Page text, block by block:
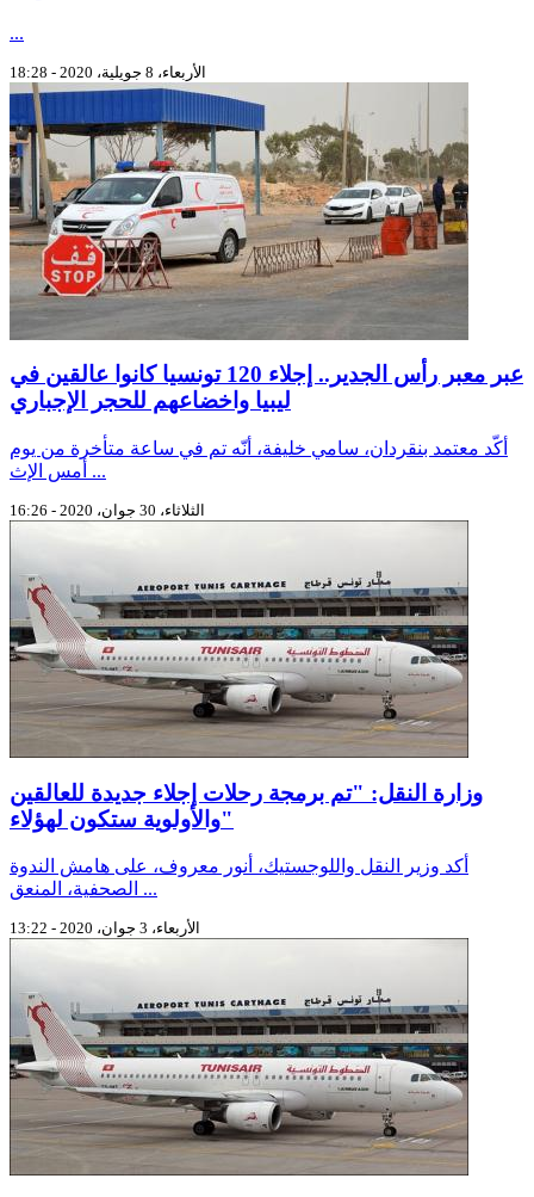
...
الأربعاء، 8 جويلية، 2020 - 18:28
عبر معبر رأس الجدير.. إجلاء 120 تونسيا كانوا عالقين في
ليبيا واخضاعهم للحجر الإجباري
أكّد معتمد بنقردان، سامي خليفة، أنّه تم في ساعة متأخرة من يوم
أمس الإث ...
الثلاثاء، 30 جوان، 2020 - 16:26
وزارة النقل: "تم برمجة رحلات إجلاء جديدة للعالقين
والأولوية ستكون لهؤلاء"
أكد وزير النقل واللوجستيك، أنور معروف، على هامش الندوة
الصحفية، المنعق ...
الأربعاء، 3 جوان، 2020 - 13:22